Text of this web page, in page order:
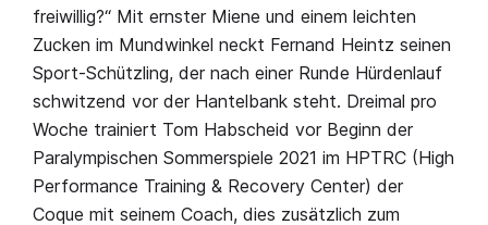
freiwillig?“ Mit ernster Miene und einem leichten
Zucken im Mundwinkel neckt Fernand Heintz seinen
Sport-Schützling, der nach einer Runde Hürdenlauf
schwitzend vor der Hantelbank steht. Dreimal pro
Woche trainiert Tom Habscheid vor Beginn der
Paralympischen Sommerspiele 2021 im HPTRC (High
Performance Training & Recovery Center) der
Coque mit seinem Coach, dies zusätzlich zum